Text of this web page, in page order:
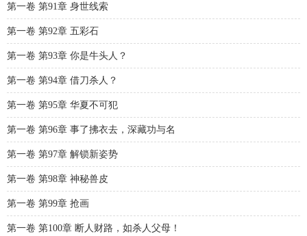
第一卷 第91章 身世线索
第一卷 第92章 五彩石
第一卷 第93章 你是牛头人？
第一卷 第94章 借刀杀人？
第一卷 第95章 华夏不可犯
第一卷 第96章 事了拂衣去，深藏功与名
第一卷 第97章 解锁新姿势
第一卷 第98章 神秘兽皮
第一卷 第99章 抢画
第一卷 第100章 断人财路，如杀人父母！